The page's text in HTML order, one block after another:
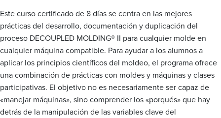
Este curso certificado de 8 días se centra en las mejores
prácticas del desarrollo, documentación y duplicación del
proceso DECOUPLED MOLDING® II para cualquier molde en
cualquier máquina compatible. Para ayudar a los alumnos a
aplicar los principios científicos del moldeo, el programa ofrece
una combinación de prácticas con moldes y máquinas y clases
participativas. El objetivo no es necesariamente ser capaz de
«manejar máquinas», sino comprender los «porqués» que hay
detrás de la manipulación de las variables clave del